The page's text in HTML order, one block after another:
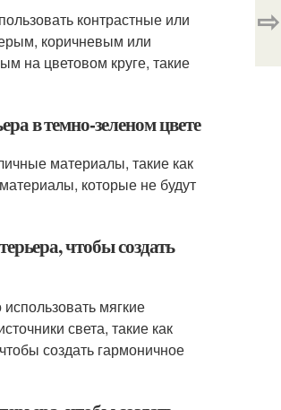
контрастные или
коричневым или
на цветовом круге, такие
в темно-зеленом цвете
материалы, такие как
которые не будут
чтобы создать
мягкие
света, такие как
создать гармоничное
⇨